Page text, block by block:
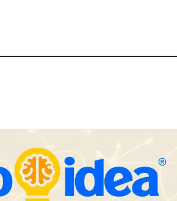
COSITAL valora positivamente el
nuevo modelo de colaboración